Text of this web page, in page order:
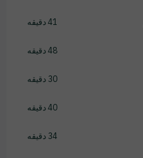
41 دقیقه
48 دقیقه
30 دقیقه
40 دقیقه
34 دقیقه